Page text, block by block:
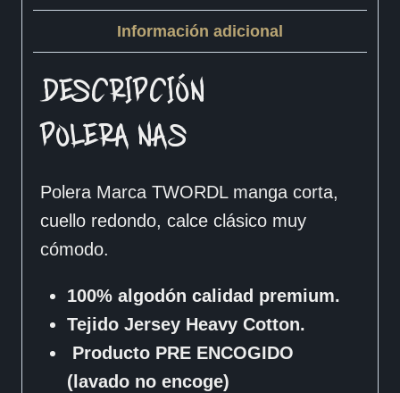
Información adicional
DESCRIPCIÓN
POLERA NAS
Polera Marca TWORDL manga corta,
cuello redondo, calce clásico muy
cómodo.
100% algodón calidad premium.
Tejido Jersey Heavy Cotton.
Producto PRE ENCOGIDO
(lavado no encoge)